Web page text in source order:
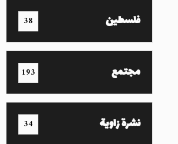
فلسطين 38
مجتمع 193
نشرة زاوية 34